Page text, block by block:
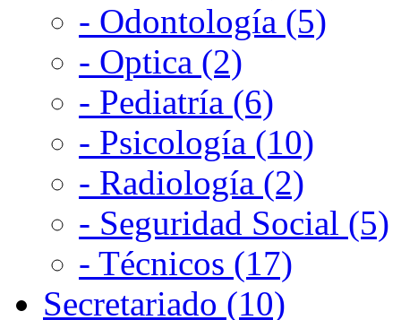
- Odontología (5)
- Optica (2)
- Pediatría (6)
- Psicología (10)
- Radiología (2)
- Seguridad Social (5)
- Técnicos (17)
Secretariado (10)